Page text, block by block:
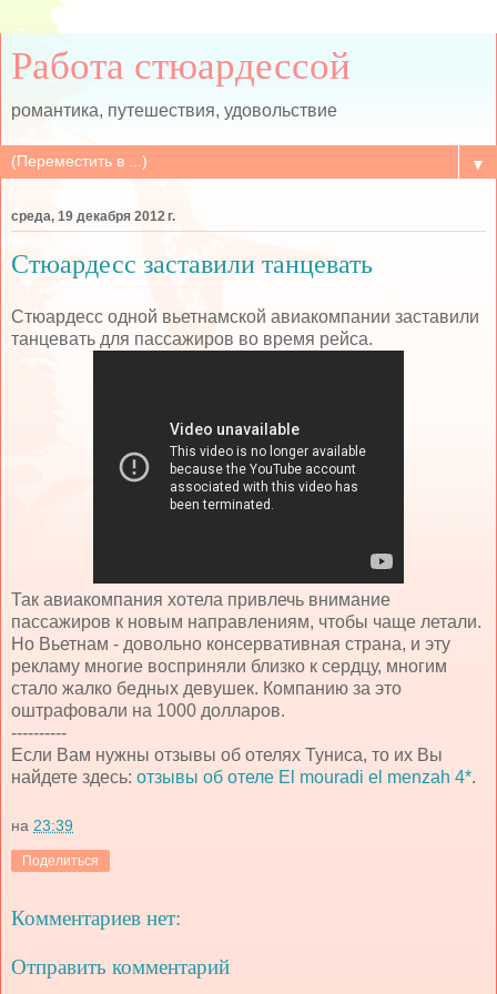
Работа стюардессой
романтика, путешествия, удовольствие
▼
среда, 19 декабря 2012 г.
Стюардесс заставили танцевать
Стюардесс одной вьетнамской авиакомпании заставили
танцевать для пассажиров во время рейса.
Так авиакомпания хотела привлечь внимание
пассажиров к новым направлениям, чтобы чаще летали.
Но Вьетнам - довольно консервативная страна, и эту
рекламу многие восприняли близко к сердцу, многим
стало жалко бедных девушек. Компанию за это
оштрафовали на 1000 долларов.
----------
Если Вам нужны отзывы об отелях Туниса, то их Вы
найдете здесь: отзывы об отеле El mouradi el menzah 4*.
на 23:39
Поделиться
Комментариев нет:
Отправить комментарий